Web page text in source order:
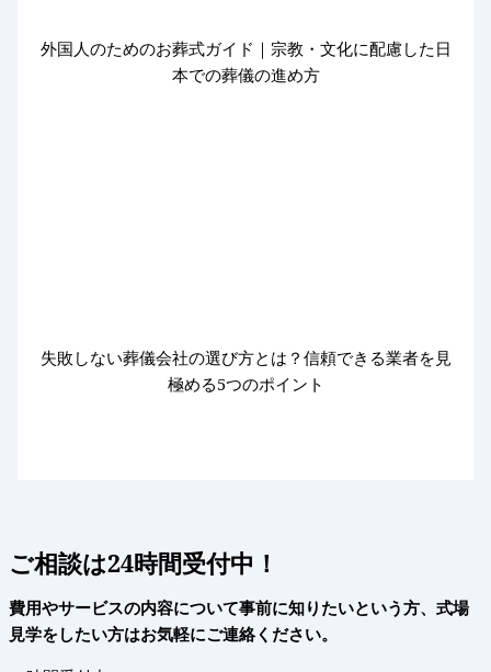
外国人のためのお葬式ガイド｜宗教・文化に配慮した日
本での葬儀の進め方
失敗しない葬儀会社の選び方とは？信頼できる業者を見
極める5つのポイント
ご相談は24時間受付中！
費用やサービスの内容について事前に知りたいという方、式場
見学をしたい方はお気軽にご連絡ください。